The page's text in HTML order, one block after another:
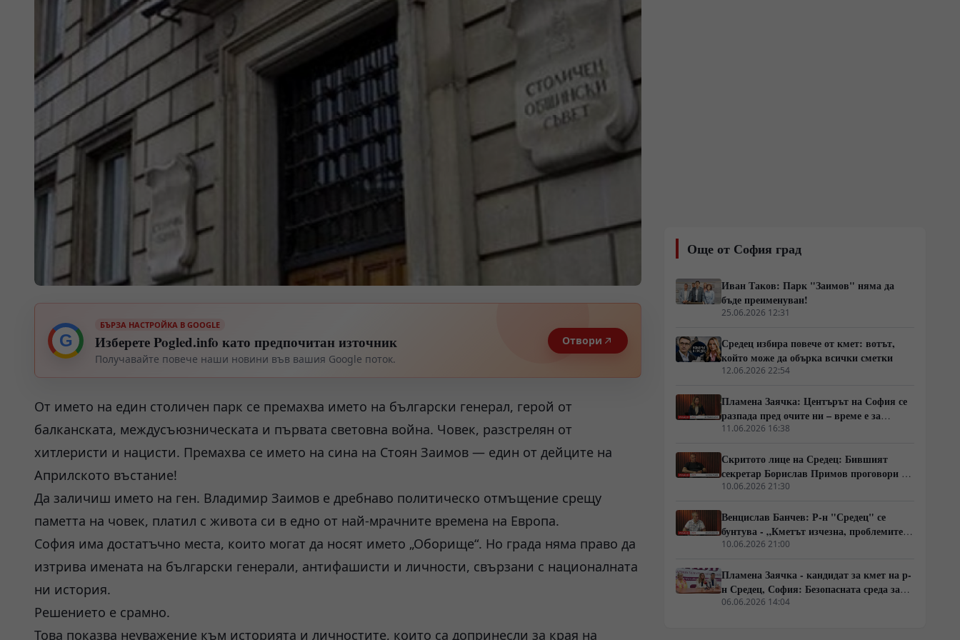
G
БЪРЗА НАСТРОЙКА В GOOGLE
Изберете Pogled.info като предпочитан източник
Получавайте повече наши новини във вашия Google поток.
Отвори
От името на един столичен парк се премахва името на български генерал, герой от
балканската, междусъюзническата и първата световна война. Човек, разстрелян от
хитлеристи и нацисти. Премахва се името на сина на Стоян Заимов — един от дейците на
Априлското въстание!
Да заличиш името на ген. Владимир Заимов е дребнаво политическо отмъщение срещу
паметта на човек, платил с живота си в едно от най-мрачните времена на Европа.
София има достатъчно места, които могат да носят името „Оборище“. Но града няма право да
изтрива имената на български генерали, антифашисти и личности, свързани с националната
ни история.
Решението е срамно.
Това показва неуважение към историята и личностите, които са допринесли за края на
Още от София град
Иван Таков: Парк "Заимов" няма да
бъде преименуван!
25.06.2026 12:31
Средец избира повече от кмет: вотът,
който може да обърка всички сметки
12.06.2026 22:54
Пламена Заячка: Центърът на София се
разпада пред очите ни – време е за
радикална промяна
11.06.2026 16:38
Скритото лице на Средец: Бившият
секретар Борислав Примов проговори за
схемите, назначенията и парите около
10.06.2026 21:30
Венцислав Банчев: Р-н "Средец" се
бунтува - „Кметът изчезна, проблемите
останаха!“
10.06.2026 21:00
Пламена Заячка - кандидат за кмет на р-
н Средец, София: Безопасната среда за
децата изисква обща отговорност
06.06.2026 14:04